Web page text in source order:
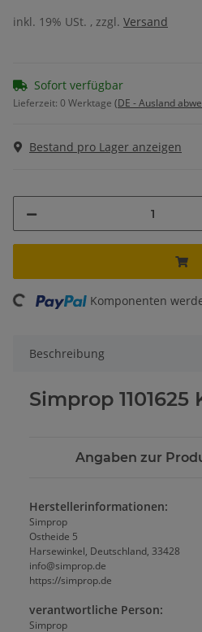
inkl. 19% USt. , zzgl. Versand
Sofort verfügbar
Lieferzeit: 0 Werktage (DE - Ausland
Bestand pro Lager anzeigen
Komponenten
Beschreibung
Simprop 1101625
Angaben zur
Herstellerinformationen:
Simprop
Ostheide 5
Harsewinkel, Deutschland, 33428
info@simprop.de
https://simprop.de
verantwortliche Person:
Simprop